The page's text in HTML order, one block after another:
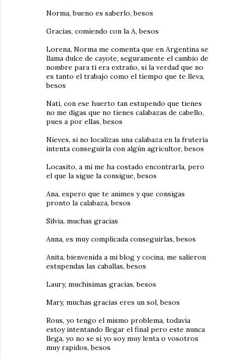
Norma, bueno es saberlo, besos
Gracias, comiendo con la A, besos
Lorena, Norma me comenta que en Argentina se
llama dulce de cayote, seguramente el cambio de
nombre para ti era extraño, si la verdad que no
es tanto el trabajo como el tiempo que te lleva,
besos
Nati, con ese huerto tan estupendo que tienes
no me digas que no tienes calabazas de cabello,
pues a por ellas, besos
Nieves, si no localizas una calabaza en la frutería
intenta conseguirla con algún agricultor, besos
Locasito, a mi me ha costado encontrarla, pero
el que la sigue la consigue, besos
Ana, espero que te animes y que consigas
pronto la calabaza, besos
Silvia, muchas gracias
Anna, es muy complicada conseguirlas, besos
Anita, bienvenida a mi blog y cocina, me salieron
estupendas las caballas, besos
Laury, muchisimas gracias, besos
Mary, muchas gracias eres un sol, besos
Rous, yo tengo el mismo problema, todavia
estoy intentando llegar el final pero este nunca
llega, yo no se si yo soy muy lenta o vosotros
muy rapidos, besos